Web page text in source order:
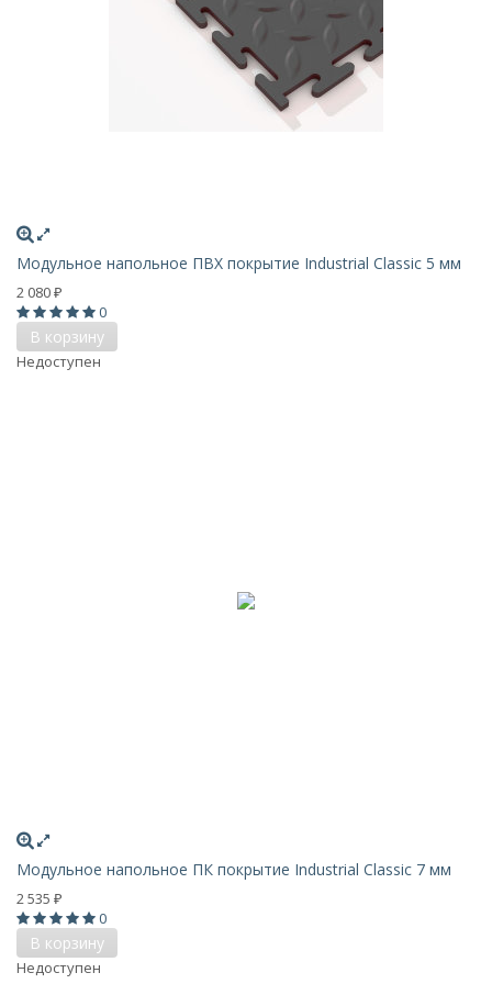
Модульное напольное ПВХ покрытие Industrial Classic 5 мм
2 080 ₽
0
В корзину
Недоступен
Модульное напольное ПК покрытие Industrial Classic 7 мм
2 535 ₽
0
В корзину
Недоступен